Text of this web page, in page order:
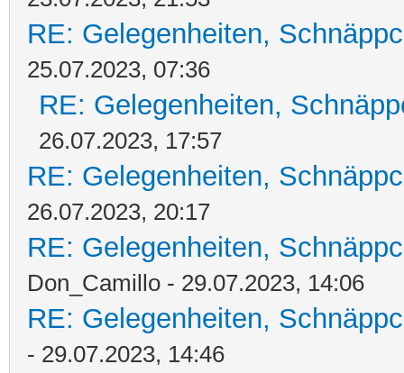
RE: Gelegenheiten,
25.07.2023, 07:36
RE: Gelegenheiten,
26.07.2023, 17:57
RE: Gelegenheiten,
26.07.2023, 20:17
RE: Gelegenheiten,
Don_Camillo - 29.07.2023, 14:06
RE: Gelegenheiten,
- 29.07.2023, 14:46